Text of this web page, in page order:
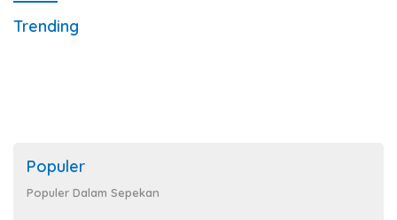
Trending
Populer
Populer Dalam Sepekan